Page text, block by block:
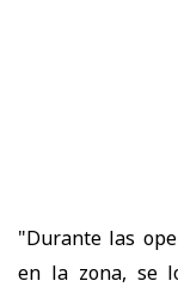
"Durante las
en la zona, se